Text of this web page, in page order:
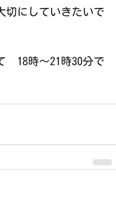
切にしていきたいで
18時〜21時30分で